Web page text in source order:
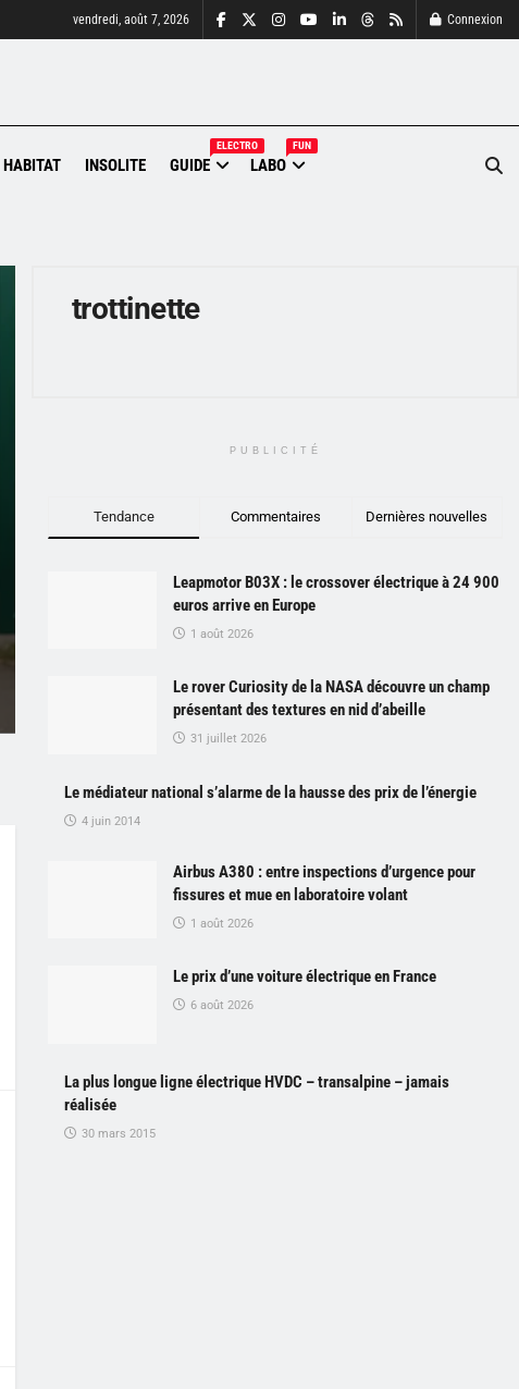
vendredi, août 7, 2026 Connexion
HABITAT INSOLITE GUIDE
ELECTRO
LABO
FUN
trottinette
PUBLICITÉ
Tendance Commentaires Dernières nouvelles
Leapmotor B03X : le crossover électrique à 24 900
euros arrive en Europe
1 août 2026
Le rover Curiosity de la NASA découvre un champ
présentant des textures en nid d’abeille
31 juillet 2026
Le médiateur national s’alarme de la hausse des prix de l’énergie
4 juin 2014
Airbus A380 : entre inspections d’urgence pour
fissures et mue en laboratoire volant
1 août 2026
Le prix d’une voiture électrique en France
6 août 2026
La plus longue ligne électrique HVDC – transalpine – jamais
réalisée
30 mars 2015